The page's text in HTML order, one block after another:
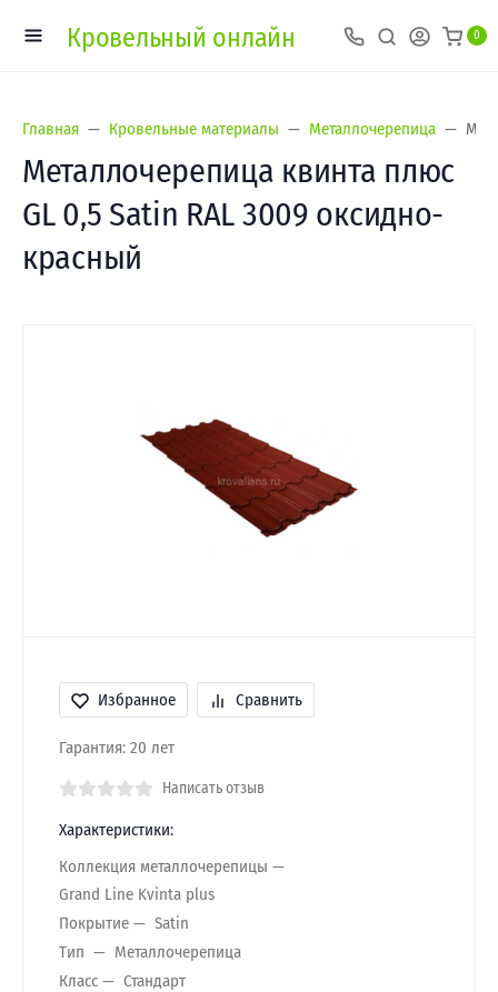
Кровельный онлайн 0
Главная Кровельные материалы Металлочерепица
Металлочерепица квинта плюс
GL 0,5 Satin RAL 3009 оксидно-
красный
Избранное Сравнить
Гарантия: 20 лет
Написать отзыв
Характеристики:
Коллекция металлочерепицы
Grand Line Kvinta plus
Покрытие
Satin
Тип
Металлочерепица
Класс
Стандарт